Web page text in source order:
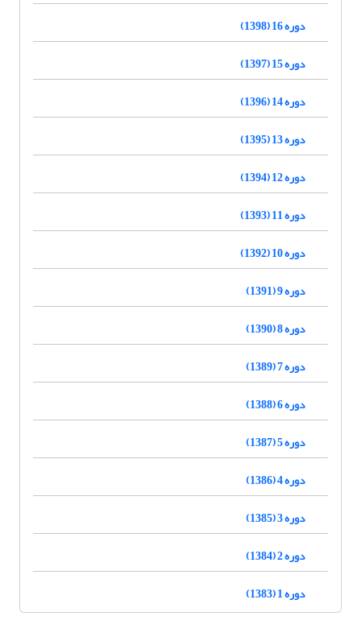
دوره 16 (1398)
دوره 15 (1397)
دوره 14 (1396)
دوره 13 (1395)
دوره 12 (1394)
دوره 11 (1393)
دوره 10 (1392)
دوره 9 (1391)
دوره 8 (1390)
دوره 7 (1389)
دوره 6 (1388)
دوره 5 (1387)
دوره 4 (1386)
دوره 3 (1385)
دوره 2 (1384)
دوره 1 (1383)